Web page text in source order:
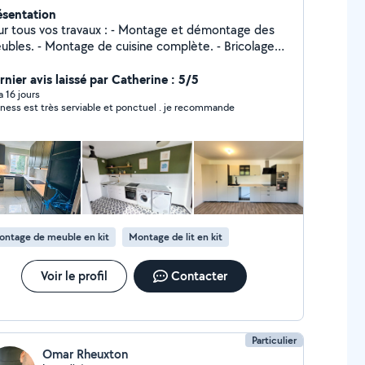
vos travaux : - Montage et démontage des
- Montage de cuisine complète. - Bricolage
avis laissé par Catherine : 5/5
16 jours
est très serviable et ponctuel . je recommande
de meuble en kit Montage de lit en kit
Voir le profil Contacter
Particulier
Omar Rheuxton